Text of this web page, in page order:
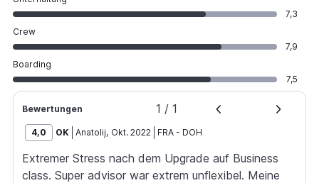
7,3
Crew
7,9
Boarding
7,5
Bewertungen 1 / 1
4,0 OK Anatolij, Okt. 2022 FRA - DOH
Extremer Stress nach dem Upgrade auf Business
class. Super advisor war extrem unflexibel. Meine